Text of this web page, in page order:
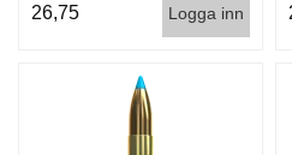
26,75 Logga inn